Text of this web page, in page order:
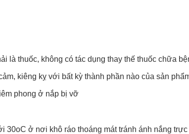
là thuốc, không có tác dụng thay thế thuốc chữa
kiêng kỵ với bất kỳ thành phần nào của sản
phong ở nắp bị vỡ
30oC ở nơi khô ráo thoáng mát tránh ánh nắng trực